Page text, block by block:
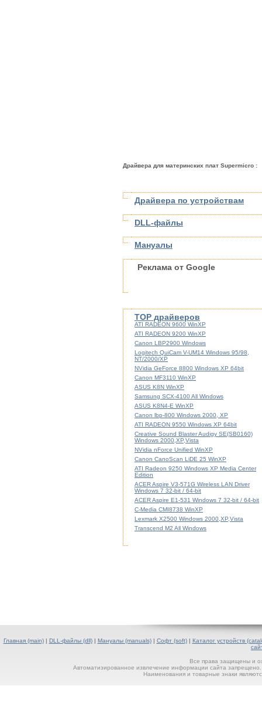
Драйвера для материнских плат Supermicro :
Драйвера по устройствам
DLL-файлы
Мануалы
Реклама от Google
TOP драйверов
ATI RADEON 9600 WinXP
ATI RADEON 9200 WinXP
Canon LBP2900 Windows
Logitech QuiCam V-UM14 Windows 95/98,
NT/2000/XP
NVidia GeForce 8800 Windows XP 64bit
Canon MF3110 WinXP
ASUS K8N WinXP
Samsung SCX-4100 All Windows
ASUS K8N4-E WinXP
Canon lbp-800 Windows 2000, XP
ATI RADEON 9550 Windows XP 64bit
Creative Sound Blaster Audigy SE(SB0160)
Windows 2000,XP,Vista
NVidia nForce Unified WinXP
Canon CanoScan LiDE 25 WinXP
ATI Radeon 9250 Windows XP Media Center
Edition
ACER Aspire V3-571G Wireless LAN Driver
Windows 7 32-bit / 64-bit
ACER Aspire E1-531 Windows 7 32-bit / 64-bit
C-Media CMI8738 WinXP
Lexmark X2500 Windows 2000,XP,Vista
Transcend M2 All Windows
Главная (main)| DLL-файлы (dll)| Мануалы (manuals)| Софт (soft)|
Каталог устройств
Все права защищены и
Автоматизированное извлечение информации сайта
Наименования и товарные знаки